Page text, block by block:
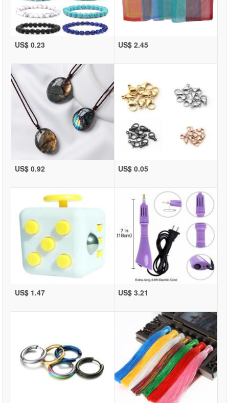
US$ 0.23 US$ 2.45
US$ 0.92 US$ 0.05
US$ 1.47 US$ 3.21